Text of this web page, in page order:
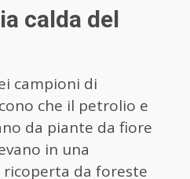
calda del
campioni di
che il petrolio e
da piante da fiore
in una
ricoperta da foreste